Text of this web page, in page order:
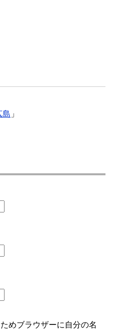
島 」
めブラウザーに自分の名